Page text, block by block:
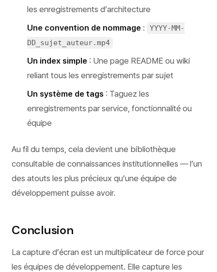
les enregistrements d’architecture
Une convention de nommage :
YYYY-MM-
DD_sujet_auteur.mp4
Un index simple : Une page README ou wiki
reliant tous les enregistrements par sujet
Un système de tags : Taguez les
enregistrements par service, fonctionnalité ou
équipe
Au fil du temps, cela devient une bibliothèque
consultable de connaissances institutionnelles — l’un
des atouts les plus précieux qu’une équipe de
développement puisse avoir.
Conclusion
La capture d’écran est un multiplicateur de force pour
les équipes de développement. Elle capture les